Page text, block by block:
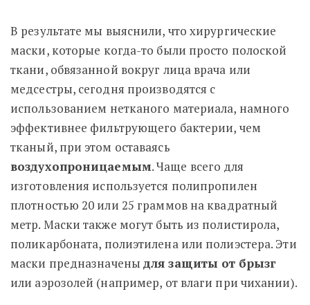
В результате мы выяснили, что хирургические
маски, которые когда-то были просто полоской
ткани, обвязанной вокруг лица врача или
медсестры, сегодня производятся с
использованием нетканого материала, намного
эффективнее фильтрующего бактерии, чем
тканый, при этом оставаясь
воздухопроницаемым. Чаще всего для
изготовления используется полипропилен
плотностью 20 или 25 граммов на квадратный
метр. Маски также могут быть из полистирола,
поликарбоната, полиэтилена или полиэстера. Эти
маски предназначены для защиты от брызг
или аэрозолей (например, от влаги при чихании).